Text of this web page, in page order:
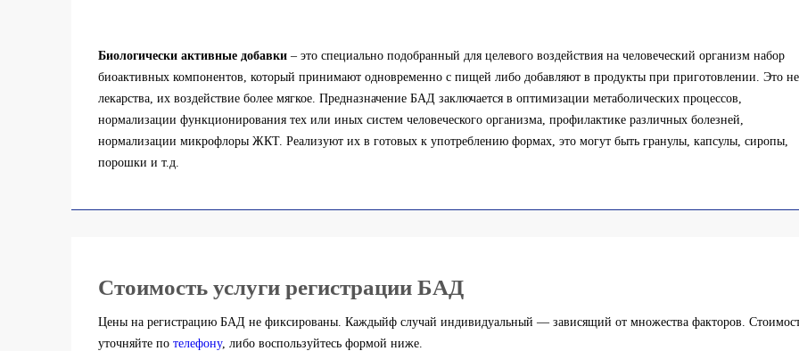
Биологически активные добавки– это специально подобранный для целевого воздействия на человеческий организм набор
биоактивных компонентов, который принимают одновременно с пищей либо добавляют в продукты при приготовлении. Это не
лекарства, их воздействие более мягкое. Предназначение БАД заключается в оптимизации метаболических процессов,
нормализации функционирования тех или иных систем человеческого организма, профилактике различных болезней,
нормализации микрофлоры ЖКТ. Реализуют их в готовых к употреблению формах, это могут быть гранулы, капсулы, сиропы,
порошки и т.д.
Стоимость услуги регистрации БАД
Цены на регистрацию БАД не фиксированы. Каждыйф случай индивидуальный — зависящий от множества факторов.
уточняйте по телефону, либо воспользуйтесь формой ниже.